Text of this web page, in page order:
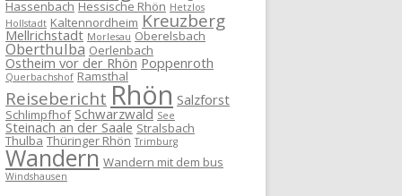
Hassenbach Hessische Rhön Hetzlos
Hollstadt Kaltennordheim Kreuzberg
Mellrichstadt Morlesau Oberelsbach
Oberthulba Oerlenbach
Ostheim vor der Rhön Poppenroth
Querbachshof Ramsthal
ReiseberichtRhön Salzforst
Schlimpfhof Schwarzwald See
Steinach an der Saale Stralsbach
Thulba Thüringer Rhön Trimburg
Wandern Wandern mit dem bus
Windshausen